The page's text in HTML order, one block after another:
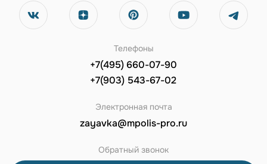
Телефоны
+7(495) 660-07-90
+7(903) 543-67-02
Электронная почта
zayavka@mpolis-pro.ru
Обратный звонок